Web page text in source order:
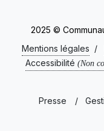
2025 ©
Mentions légales /
Accessibilité (Non
Presse /